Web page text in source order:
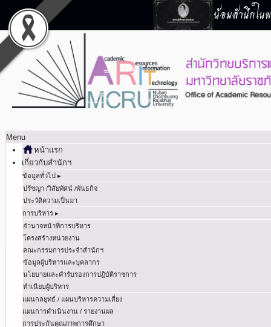
น้อมสำนึกใน
Menu
หน้าแรก
เกี่ยวกับสำนักฯ
ข้อมูลทั่วไป ▸
ปรัชญา /วิสัยทัศน์ /พันธกิจ
ประวัติความเป็นมา
การบริหาร ▸
อำนาจหน้าที่การบริหาร
โครงสร้างหน่วยงาน
คณะกรรมการประจำสำนักฯ
ข้อมูลผู้บริหารและบุคลากร
นโยบายและคำรับรองการปฏิบัติราชการ
ทำเนียบผู้บริหาร
แผนกลยุทธ์ / แผนบริหารความเสี่ยง
แผนการดำเนินงาน / รายงานผล
การประกันคุณภาพการศึกษา